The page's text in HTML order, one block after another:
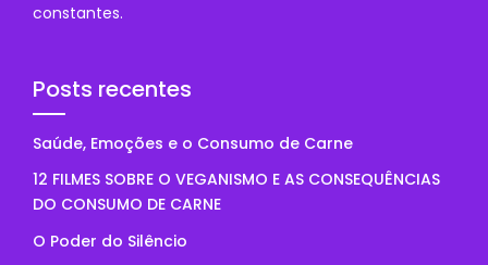
constantes.
Posts recentes
Saúde, Emoções e o Consumo de Carne
12 FILMES SOBRE O VEGANISMO E AS CONSEQUÊNCIAS
DO CONSUMO DE CARNE
O Poder do Silêncio